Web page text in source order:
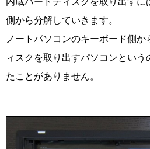
側から分解していきます。
ノートパソコンのキーボード側
ィスクを取り出すパソコンとい
たことがありません。